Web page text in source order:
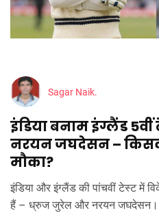
Sagar Naik.
इंडिया बनाम इंग्लैंड
नरयन जघदेसन –
मौका?
इंडिया और इंग्लैंड की पांचवीं टेस्ट में
हैं – ध्रुज जुरेल और नरयन जघदेसन।